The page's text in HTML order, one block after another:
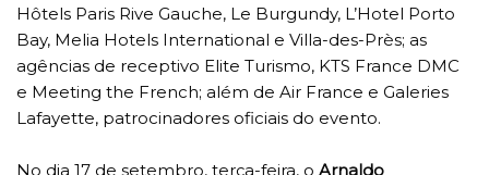
Hôtels Paris Rive Gauche, Le Burgundy, L’Hotel Porto
Bay, Melia Hotels International e Villa-des-Près; as
agências de receptivo Elite Turismo, KTS France DMC
e Meeting the French; além de Air France e Galeries
Lafayette, patrocinadores oficiais do evento.
No dia 17 de setembro, terça-feira, o Arnaldo